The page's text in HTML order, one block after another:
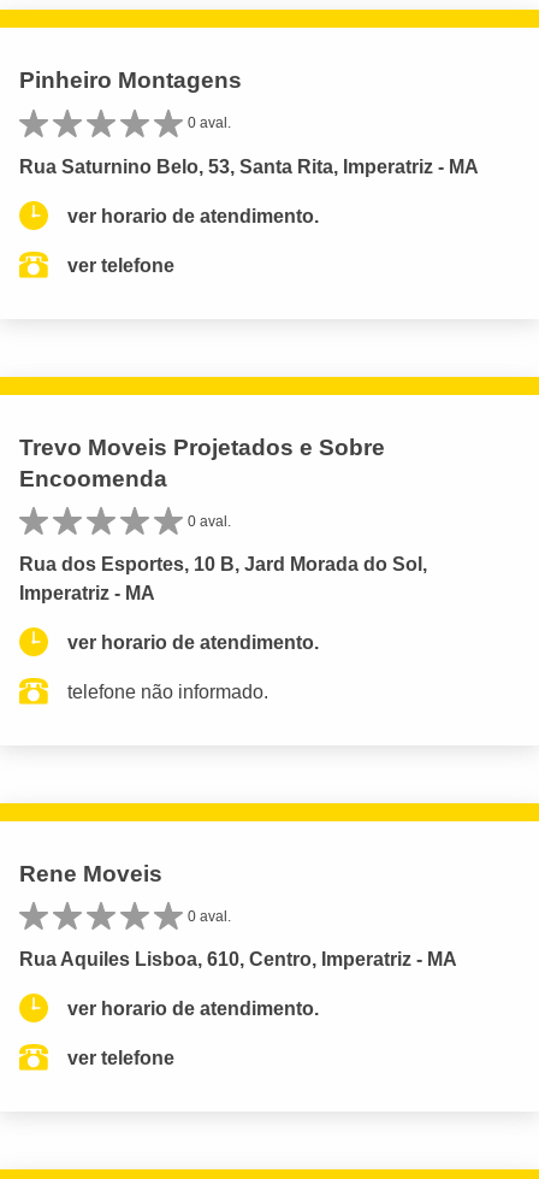
Pinheiro Montagens
0 aval.
Rua Saturnino Belo, 53, Santa Rita, Imperatriz - MA
ver horario de atendimento.
ver telefone
Trevo Moveis Projetados e Sobre
Encoomenda
0 aval.
Rua dos Esportes, 10 B, Jard Morada do Sol,
Imperatriz - MA
ver horario de atendimento.
telefone não informado.
Rene Moveis
0 aval.
Rua Aquiles Lisboa, 610, Centro, Imperatriz - MA
ver horario de atendimento.
ver telefone